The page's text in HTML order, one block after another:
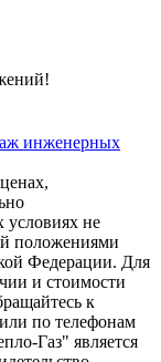
инженерных
не
положениями
Федерации. Для
и стоимости
к
по телефонам
Газ" является